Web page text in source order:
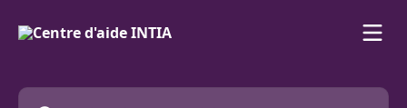
Rechercher un article...